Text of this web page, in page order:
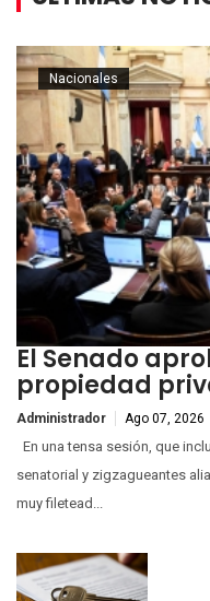
El Senado
propiedad
Administrador Ago 07, 2026
Nacionales
En una tensa sesión, que
senatorial y zigzagueantes
muy filetead...